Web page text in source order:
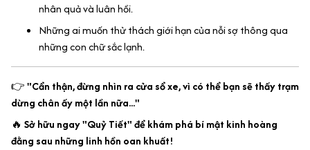
nhân quả và luân hồi.
Những ai muốn thử thách giới hạn của nỗi sợ thông qua
những con chữ sắc lạnh.
👉"Cẩn thận, đừng nhìn ra cửa sổ xe, vì có thể bạn sẽ thấy trạm
dừng chân ấy một lần nữa..."
🔥 Sở hữu ngay "Quỷ Tiết" để khám phá bí mật kinh hoàng
đằng sau những linh hồn oan khuất!